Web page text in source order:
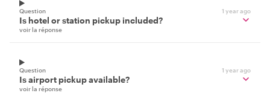
Question 1 year ago
Is hotel or station pickup included?
voir la réponse
Question 1 year ago
Is airport pickup available?
voir la réponse